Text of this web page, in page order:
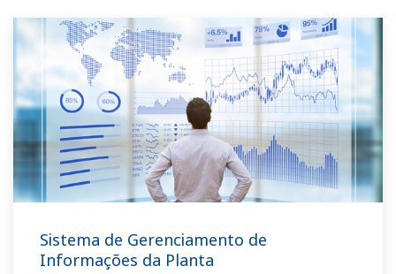
Sistema de Gerenciamento de
Informações da Planta